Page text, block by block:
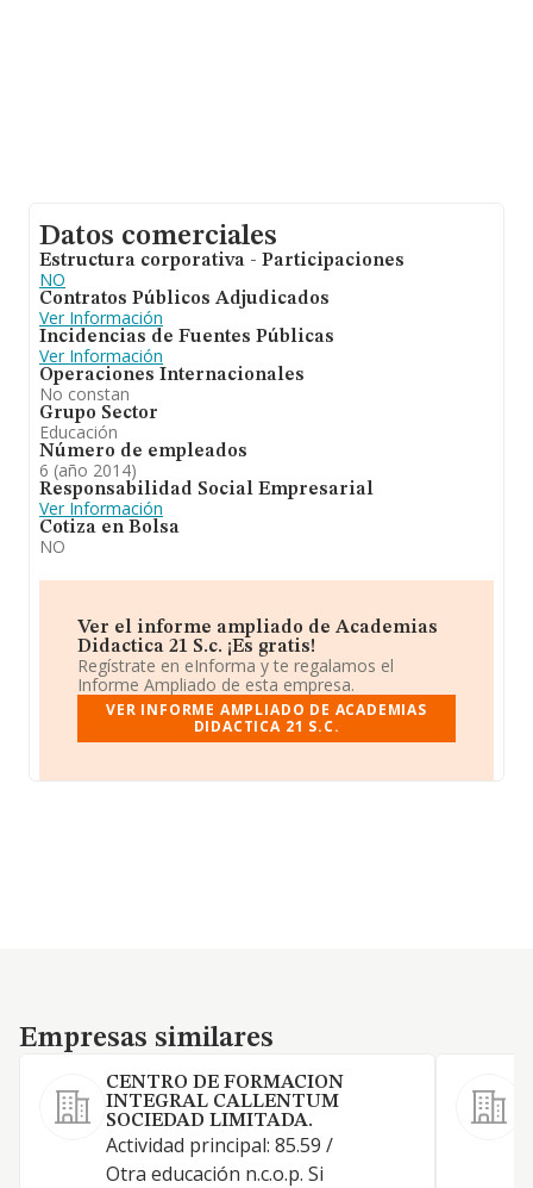
Datos comerciales
Estructura corporativa - Participaciones
NO
Contratos Públicos Adjudicados
Ver Información
Incidencias de Fuentes Públicas
Ver Información
Operaciones Internacionales
No constan
Grupo Sector
Educación
Número de empleados
6 (año 2014)
Responsabilidad Social Empresarial
Ver Información
Cotiza en Bolsa
NO
Ver el informe ampliado de Academias
Didactica 21 S.c. ¡Es gratis!
Regístrate en eInforma y te regalamos el
Informe Ampliado de esta empresa.
VER INFORME AMPLIADO DE ACADEMIAS
DIDACTICA 21 S.C.
Empresas similares
Empresas similares
CENTRO DE FORMACION
INTEGRAL CALLENTUM
SOCIEDAD LIMITADA.
Actividad principal: 85.59 /
Otra educación n.c.o.p. Si